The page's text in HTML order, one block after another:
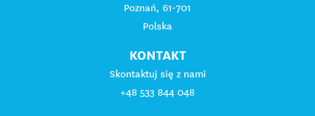
Poznań, 61-701
Polska
KONTAKT
Skontaktuj się z nami
+48 533 844 048